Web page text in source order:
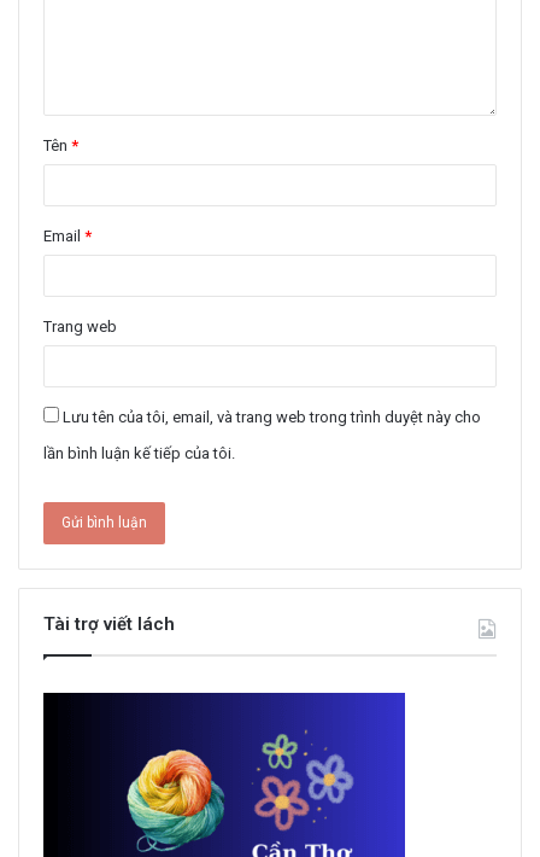
Tên *
Email *
Trang web
Lưu tên của tôi, email, và trang web trong trình duyệt này cho
lần bình luận kế tiếp của tôi.
Tài trợ viết lách